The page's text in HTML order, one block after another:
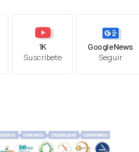
1K
Suscríbete
Google News
Seguir